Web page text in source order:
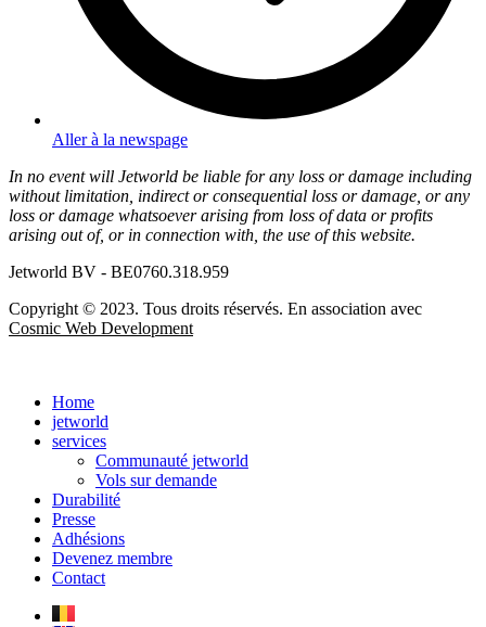
Aller à la newspage
In no event will Jetworld be liable for any loss or damage including
without limitation, indirect or consequential loss or damage, or any
loss or damage whatsoever arising from loss of data or profits
arising out of, or in connection with, the use of this website.
Jetworld BV - BE0760.318.959
Copyright © 2023. Tous droits réservés. En association avec
Cosmic Web Development
Home
jetworld
services
Communauté jetworld
Vols sur demande
Durabilité
Presse
Adhésions
Devenez membre
Contact